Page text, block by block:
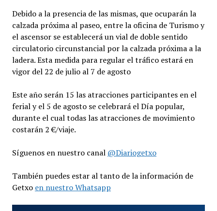
Debido a la presencia de las mismas, que ocuparán la
calzada próxima al paseo, entre la oficina de Turismo y
el ascensor se establecerá un vial de doble sentido
circulatorio circunstancial por la calzada próxima a la
ladera. Esta medida para regular el tráfico estará en
vigor del 22 de julio al 7 de agosto
Este año serán 15 las atracciones participantes en el
ferial y el 5 de agosto se celebrará el Día popular,
durante el cual todas las atracciones de movimiento
costarán 2 €/viaje.
Síguenos en nuestro canal @Diariogetxo
También puedes estar al tanto de la información de
Getxo en nuestro Whatsapp